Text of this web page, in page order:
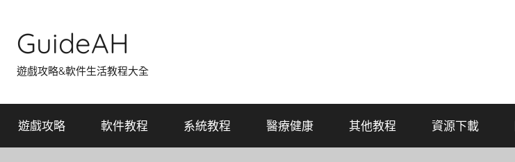
content
GuideAH
遊戲攻略&軟件生活教程大全
遊戲攻略 軟件教程 系統教程 醫療健康 其他教程 資源下載